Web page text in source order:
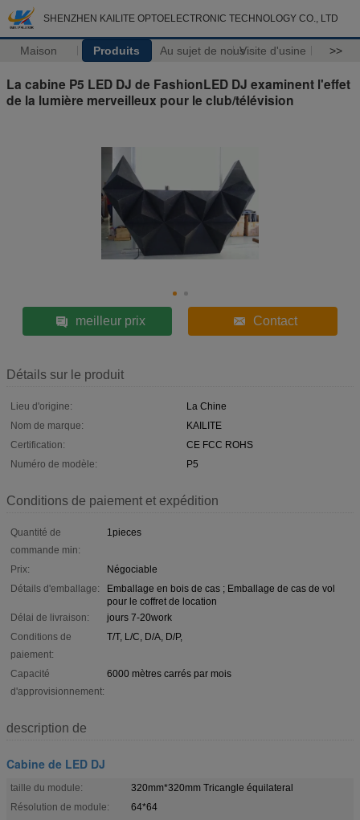
SHENZHEN KAILITE OPTOELECTRONIC TECHNOLOGY CO., LTD
Maison Produits Au sujet de nousVisite d'usine >>
La cabine P5 LED DJ de FashionLED DJ examinent l'effet
de la lumière merveilleux pour le club/télévision
meilleur prix Contact
Détails sur le produit
Lieu d'origine:
La Chine
Nom de marque:
KAILITE
Certification:
CE FCC ROHS
Numéro de modèle:
P5
Conditions de paiement et expédition
Quantité de
commande min:
1pieces
Prix:
Négociable
Détails d'emballage:
Emballage en bois de cas ; Emballage de cas de vol
pour le coffret de location
Délai de livraison:
jours 7-20work
Conditions de
paiement:
T/T, L/C, D/A, D/P,
Capacité
d'approvisionnement:
6000 mètres carrés par mois
description de
Cabine de LED DJ
taille du module:
320mm*320mm Tricangle équilateral
Résolution de module:
64*64